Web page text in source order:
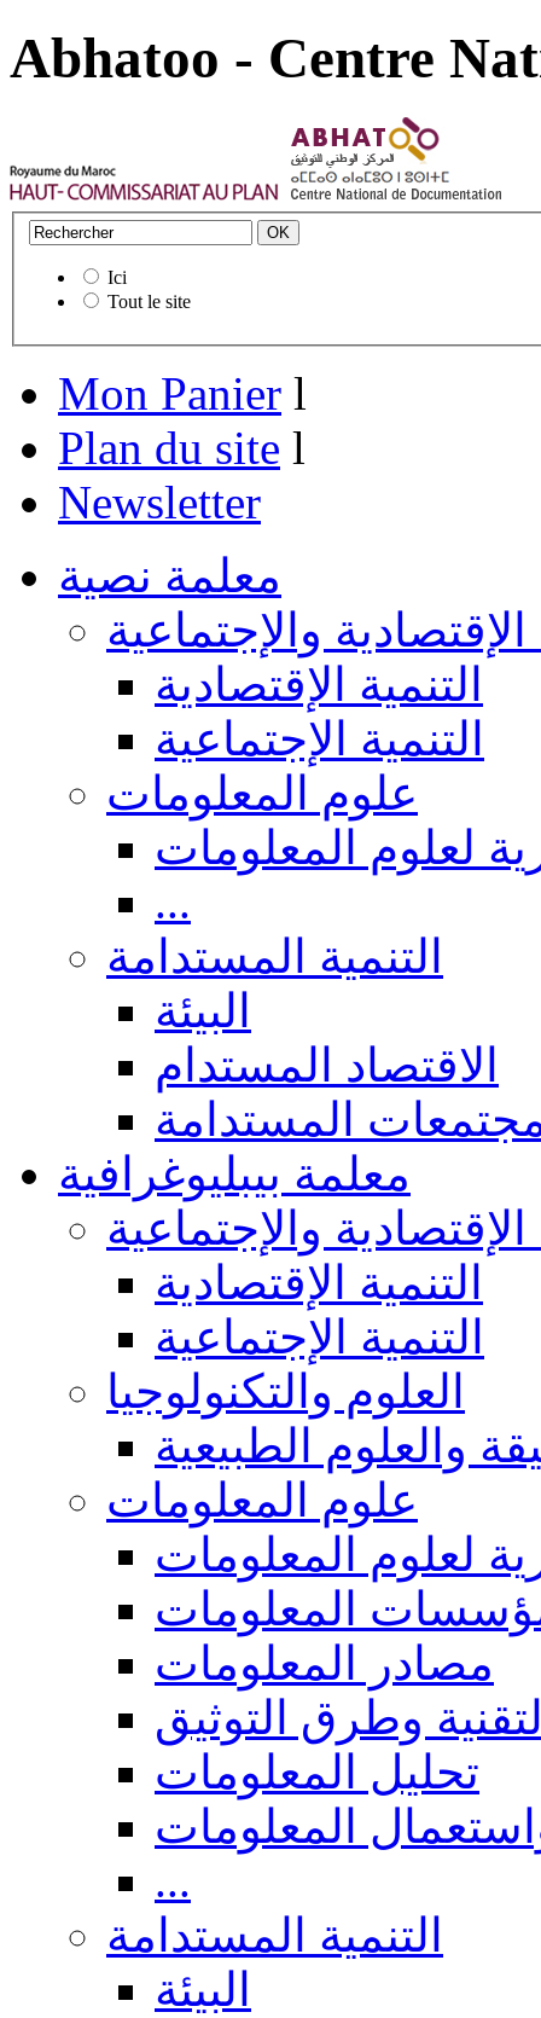
Abhatoo - Centre
Ici
Tout le site
Mon Panier l
Plan du site l
Newsletter
معلمة نصية
الإقتصادية والإجتماعية
التنمية الإقتصادية
التنمية الإجتماعية
علوم المعلومات
لعلوم المعلومات
...
التنمية المستدامة
البيئة
الاقتصاد المستدام
المستدامة
معلمة بيبليوغرافية
الإقتصادية والإجتماعية
التنمية الإقتصادية
التنمية الإجتماعية
العلوم والتكنولوجيا
والعلوم الطبيعية
علوم المعلومات
لعلوم المعلومات
المعلومات
مصادر المعلومات
وطرق التوثيق
تحليل المعلومات
المعلومات
...
التنمية المستدامة
البيئة